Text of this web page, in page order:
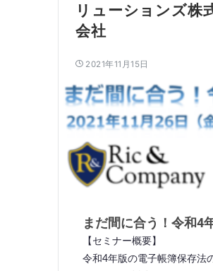
リューションズ株
会社
2021年11月15日
まだ間に合う！令和4
【セミナー概要】
令和4年版の電子帳簿保存法